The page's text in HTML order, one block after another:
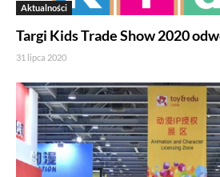
Aktualności
Targi Kids Trade Show 2020
31 lipca 2020